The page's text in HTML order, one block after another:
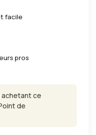
facile
pros
achetant ce
de